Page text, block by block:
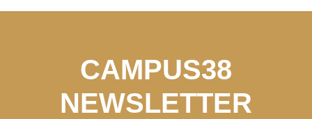
CAMPUS38
NEWSLETTER